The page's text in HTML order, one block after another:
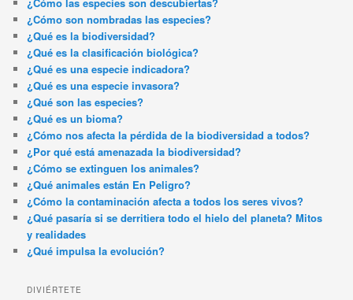
¿Cómo son nombradas las especies?
¿Qué es la biodiversidad?
¿Qué es la clasificación biológica?
¿Qué es una especie indicadora?
¿Qué es una especie invasora?
¿Qué son las especies?
¿Qué es un bioma?
¿Cómo nos afecta la pérdida de la biodiversidad a todos?
¿Por qué está amenazada la biodiversidad?
¿Cómo se extinguen los animales?
¿Qué animales están En Peligro?
¿Cómo la contaminación afecta a todos los seres vivos?
¿Qué pasaría si se derritiera todo el hielo del planeta? Mitos
y realidades
¿Qué impulsa la evolución?
DIVIÉRTETE